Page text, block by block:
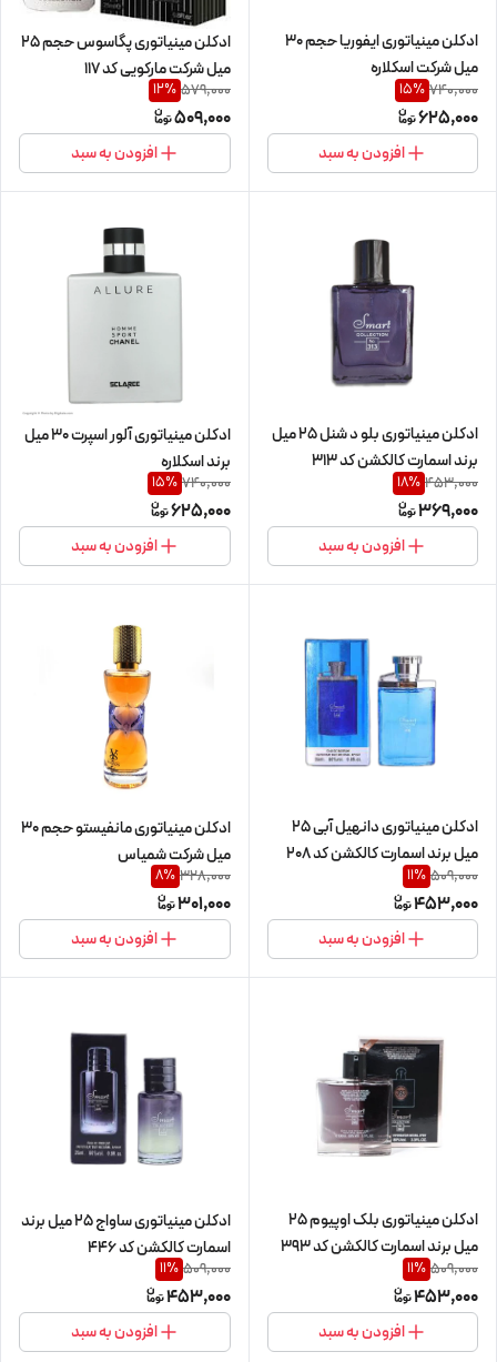
ادکلن مینیاتوری ایفوریا حجم 30
میل شرکت اسکلاره
740,000
15%
625,000
افزودن به سبد
ادکلن مینیاتوری پگاسوس حجم 25
میل شرکت مارکویی کد 117
579,000
12%
509,000
افزودن به سبد
ادکلن مینیاتوری بلو د شنل 25 میل
برند اسمارت کالکشن کد 313
453,000
18%
369,000
افزودن به سبد
ادکلن مینیاتوری آلور اسپرت 30 میل
برند اسکلاره
740,000
15%
625,000
افزودن به سبد
ادکلن مینیاتوری دانهیل آبی 25
میل برند اسمارت کالکشن کد 208
509,000
11%
453,000
افزودن به سبد
ادکلن مینیاتوری مانفیستو حجم 30
میل شرکت شمیاس
328,000
8%
301,000
افزودن به سبد
ادکلن مینیاتوری بلک اوپیوم 25
میل برند اسمارت کالکشن کد 393
509,000
11%
453,000
افزودن به سبد
ادکلن مینیاتوری ساواج 25 میل برند
اسمارت کالکشن کد 446
509,000
11%
453,000
افزودن به سبد